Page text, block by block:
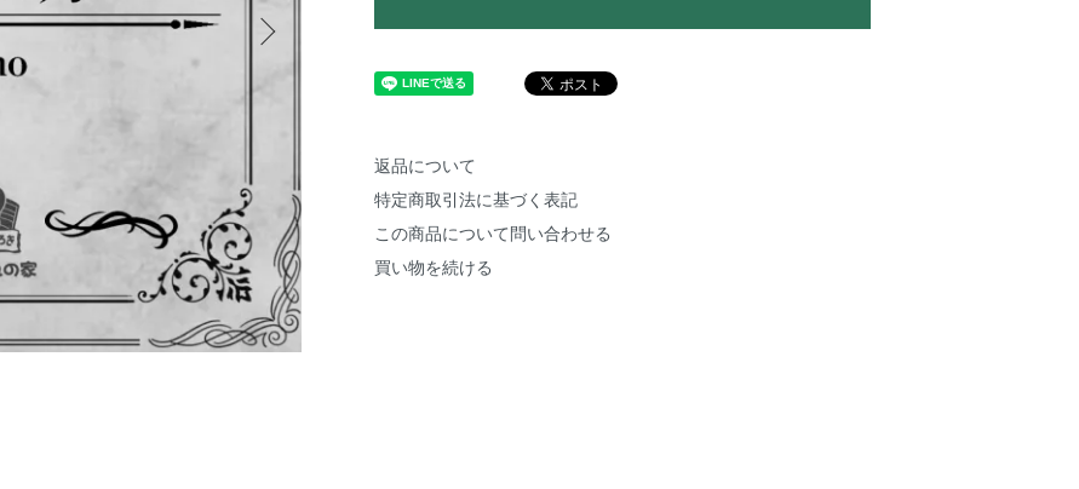
返品について
特定商取引法に基づく表記
この商品について問い合わせる
買い物を続ける